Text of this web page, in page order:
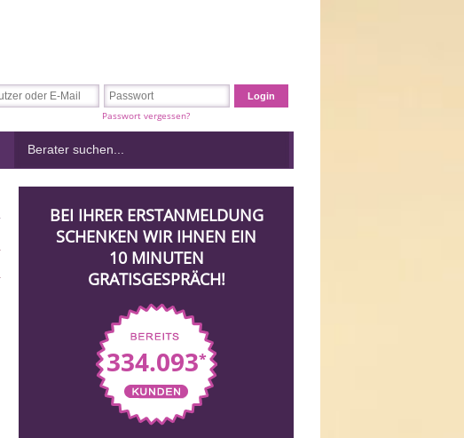
Passwort vergessen?
BEI IHRER ERSTANMELDUNG
SCHENKEN WIR IHNEN EIN
10 MINUTEN
GRATISGESPRÄCH!
334.093*